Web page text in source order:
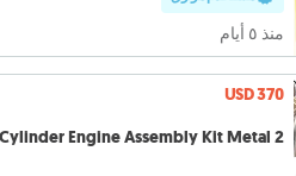
منذ ٥ أيام
USD 370
2 Cylinder Engine Assembly Kit Metal